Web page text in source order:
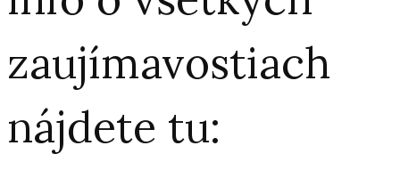
zaujímavostiach
nájdete tu: